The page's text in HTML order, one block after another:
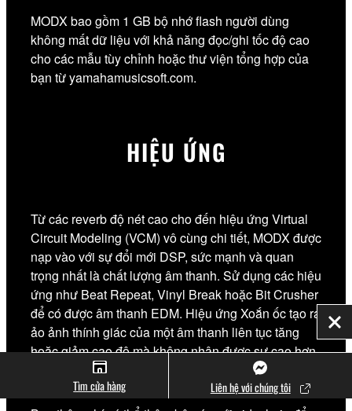
MODX bao gồm 1 GB bộ nhớ flash người dùng
không mất dữ liệu với khả năng đọc/ghi tốc độ cao
cho các mẫu tùy chỉnh hoặc thư viện tổng hợp của
bạn từ yamahamusicsoft.com.
HIỆU ỨNG
Từ các reverb độ nét cao cho đến hiệu ứng Virtual
Circuit Modeling (VCM) vô cùng chi tiết, MODX được
nạp vào với sự đổi mới DSP, sức mạnh và quan
trọng nhất là chất lượng âm thanh. Sử dụng các hiệu
ứng như Beat Repeat, Vinyl Break hoặc Bit Crusher
để có được âm thanh EDM. Hiệu ứng Xoắn ốc tạo ra
ảo ảnh thính giác của một âm thanh liên tục tăng
hoặc giảm cao độ mà không nhận được sự cao hơn
hoặc thấp hơn.
Tìm cửa hàng Liên hệ với chúng tôi